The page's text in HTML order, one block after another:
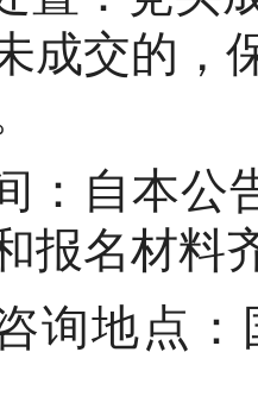
成交的，
：自本公
报名材料
询地点